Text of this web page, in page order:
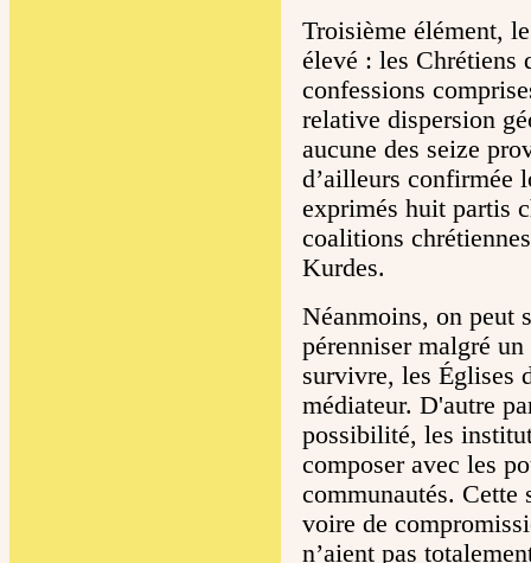
Troisième élément,
élevé : les Chrétiens
confessions
relative dispersion
aucune des seize
d’ailleurs confirmée
exprimés huit partis
coalitions
Kurdes.
Néanmoins, on peut
pérenniser malgré
survivre, les Églises
médiateur. D'autre
possibilité, les
composer avec les
communautés. Cette
voire de
n’aient pas